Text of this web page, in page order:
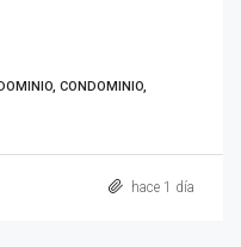
CONDOMINIO,
hace 1 día